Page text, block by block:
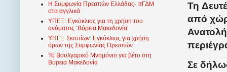
Τη
από
Σε
Η Συμφωνία Πρεσπών Ελλάδας- πΓΔΜ
στα αγγλικά
ΥΠΕΞ: Εγκύκλιος για τη χρήση του
ονόματος ‘Βόρεια Μακεδονία’
ΥΠΕΞ Σκοπίων: Εγκύκλιος για χρήση
όρων της Συμφωνίας Πρεσπών
Το Βουλγαρικό Μνημόνιο για βέτο στη
Βόρεια Μακεδονία